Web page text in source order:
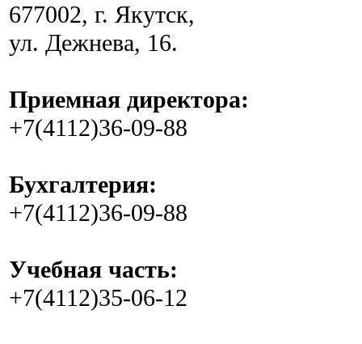
677002, г. Якутск,
ул. Дежнева, 16.
Приемная директора:
+7(4112)36-09-88
Бухгалтерия:
+7(4112)36-09-88
Учебная часть:
+7(4112)35-06-12